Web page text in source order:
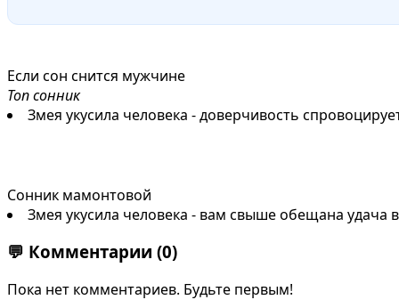
Если сон снится мужчине
Топ сонник
Змея укусила человека - доверчивость
Сонник мамонтовой
Змея укусила человека - вам свыше обещана удача
💬 Комментарии (0)
Пока нет комментариев. Будьте первым!